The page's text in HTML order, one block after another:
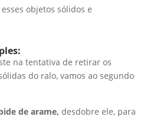
objetos sólidos e
na tentativa de retirar os
do ralo, vamos ao segundo
de arame, desdobre ele, para